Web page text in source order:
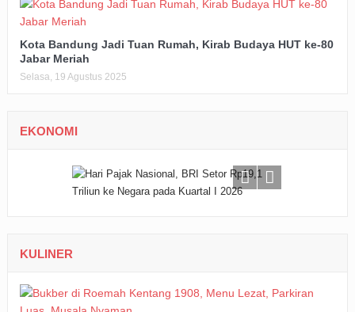
Kota Bandung Jadi Tuan Rumah, Kirab Budaya HUT ke-80
Jabar Meriah
Selasa, 19 Agustus 2025
EKONOMI
KULINER